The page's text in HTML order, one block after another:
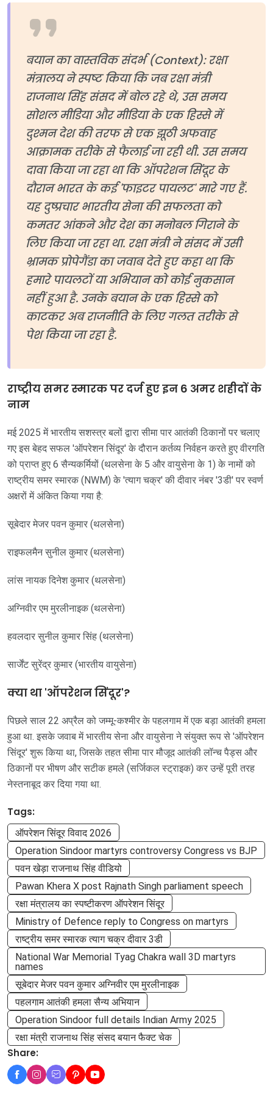
बयान का वास्तविक संदर्भ (Context): रक्षा
मंत्रालय ने स्पष्ट किया कि जब रक्षा मंत्री
राजनाथ सिंह संसद में बोल रहे थे, उस समय
सोशल मीडिया और मीडिया के एक हिस्से में
दुश्मन देश की तरफ से एक झूठी अफवाह
आक्रामक तरीके से फैलाई जा रही थी. उस समय
दावा किया जा रहा था कि ऑपरेशन सिंदूर के
दौरान भारत के कई 'फाइटर पायलट' मारे गए हैं.
यह दुष्प्रचार भारतीय सेना की सफलता को
कमतर आंकने और देश का मनोबल गिराने के
लिए किया जा रहा था. रक्षा मंत्री ने संसद में उसी
भ्रामक प्रोपेगैंडा का जवाब देते हुए कहा था कि
हमारे पायलटों या अभियान को कोई नुकसान
नहीं हुआ है. उनके बयान के एक हिस्से को
काटकर अब राजनीति के लिए गलत तरीके से
पेश किया जा रहा है.
राष्ट्रीय समर स्मारक पर दर्ज हुए इन 6 अमर शहीदों के
नाम
मई 2025 में भारतीय सशस्त्र बलों द्वारा सीमा पार आतंकी ठिकानों पर चलाए
गए इस बेहद सफल 'ऑपरेशन सिंदूर' के दौरान कर्तव्य निर्वहन करते हुए वीरगति
को प्राप्त हुए 6 सैन्यकर्मियों (थलसेना के 5 और वायुसेना के 1) के नामों को
राष्ट्रीय समर स्मारक (NWM) के 'त्याग चक्र' की दीवार नंबर '3डी' पर स्वर्ण
अक्षरों में अंकित किया गया है:
सूबेदार मेजर पवन कुमार (थलसेना)
राइफलमैन सुनील कुमार (थलसेना)
लांस नायक दिनेश कुमार (थलसेना)
अग्निवीर एम मुरलीनाइक (थलसेना)
हवलदार सुनील कुमार सिंह (थलसेना)
सार्जेंट सुरेंद्र कुमार (भारतीय वायुसेना)
क्या था 'ऑपरेशन सिंदूर'?
पिछले साल 22 अप्रैल को जम्मू-कश्मीर के पहलगाम में एक बड़ा आतंकी हमला
हुआ था. इसके जवाब में भारतीय सेना और वायुसेना ने संयुक्त रूप से 'ऑपरेशन
सिंदूर' शुरू किया था, जिसके तहत सीमा पार मौजूद आतंकी लॉन्च पैड्स और
ठिकानों पर भीषण और सटीक हमले (सर्जिकल स्ट्राइक) कर उन्हें पूरी तरह
नेस्तनाबूद कर दिया गया था.
Tags:
ऑपरेशन सिंदूर विवाद 2026
Operation Sindoor martyrs controversy Congress vs BJP
पवन खेड़ा राजनाथ सिंह वीडियो
Pawan Khera X post Rajnath Singh parliament speech
रक्षा मंत्रालय का स्पष्टीकरण ऑपरेशन सिंदूर
Ministry of Defence reply to Congress on martyrs
राष्ट्रीय समर स्मारक त्याग चक्र दीवार 3डी
National War Memorial Tyag Chakra wall 3D martyrs
names
सूबेदार मेजर पवन कुमार अग्निवीर एम मुरलीनाइक
पहलगाम आतंकी हमला सैन्य अभियान
Operation Sindoor full details Indian Army 2025
रक्षा मंत्री राजनाथ सिंह संसद बयान फैक्ट चेक
Share: